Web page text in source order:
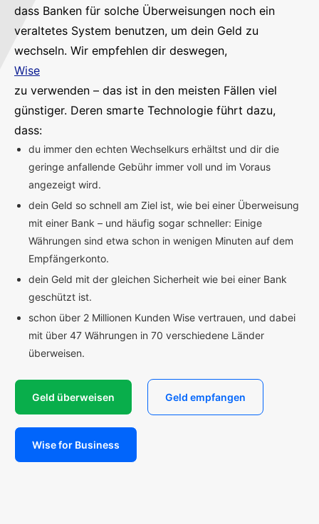
dass Banken für solche Überweisungen noch ein
veraltetes System benutzen, um dein Geld zu
wechseln. Wir empfehlen dir deswegen,
Wise
zu verwenden – das ist in den meisten Fällen viel
günstiger. Deren smarte Technologie führt dazu,
dass:
du immer den echten Wechselkurs erhältst und dir die
geringe anfallende Gebühr immer voll und im Voraus
angezeigt wird.
dein Geld so schnell am Ziel ist, wie bei einer Überweisung
mit einer Bank – und häufig sogar schneller: Einige
Währungen sind etwa schon in wenigen Minuten auf dem
Empfängerkonto.
dein Geld mit der gleichen Sicherheit wie bei einer Bank
geschützt ist.
schon über 2 Millionen Kunden Wise vertrauen, und dabei
mit über 47 Währungen in 70 verschiedene Länder
überweisen.
Geld überweisen Geld empfangen
Wise for Business